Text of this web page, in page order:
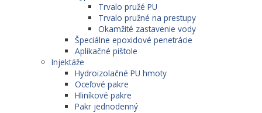
Trvalo pružé PU
Trvalo pružné na prestupy
Okamžité zastavenie vody
Špeciálne epoxidové penetrácie
Aplikačné pištole
Injektáže
Hydroizolačné PU hmoty
Oceľové pakre
Hliníkové pakre
Pakr jednodenný